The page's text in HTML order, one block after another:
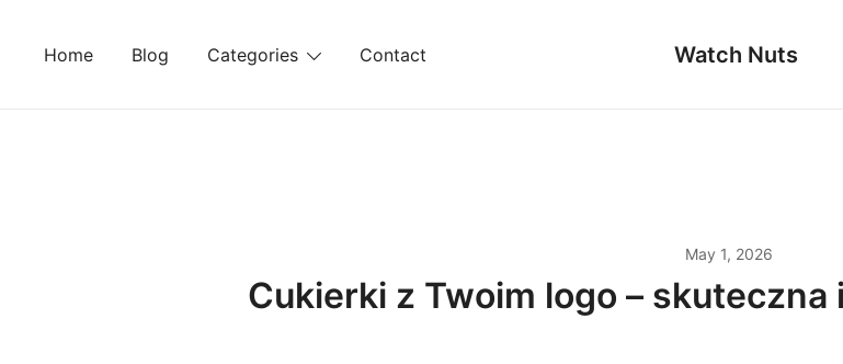
Home Blog Categories Contact Watch Nuts
May 1, 2026
Cukierki z Twoim logo – skuteczna